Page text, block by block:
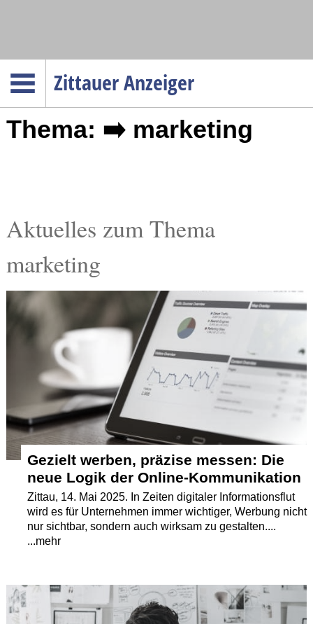
Zittauer Anzeiger
Menüpunkte
Startseite
Verkehr
Gesundheit
Sport
Kostenlos
Thema: ➡️ marketing
Aktuelles zum Thema
marketing
Gezielt werben, präzise messen: Die
neue Logik der Online-Kommunikation
Zittau, 14. Mai 2025. In Zeiten digitaler Informationsflut
wird es für Unternehmen immer wichtiger, Werbung nicht
nur sichtbar, sondern auch wirksam zu gestalten....
...mehr